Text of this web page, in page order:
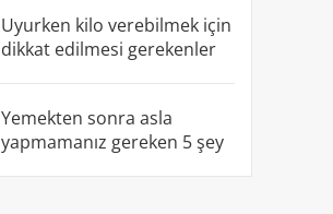
Uyurken kilo verebilmek için
dikkat edilmesi gerekenler
Yemekten sonra asla
yapmamanız gereken 5 şey